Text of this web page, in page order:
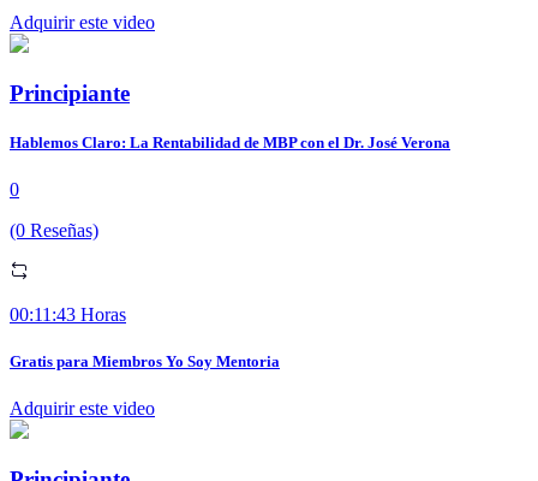
Adquirir este video
Principiante
Hablemos Claro: La Rentabilidad de MBP con el Dr. José Verona
0
(0 Reseñas)
00:11:43 Horas
Gratis para Miembros Yo Soy Mentoria
Adquirir este video